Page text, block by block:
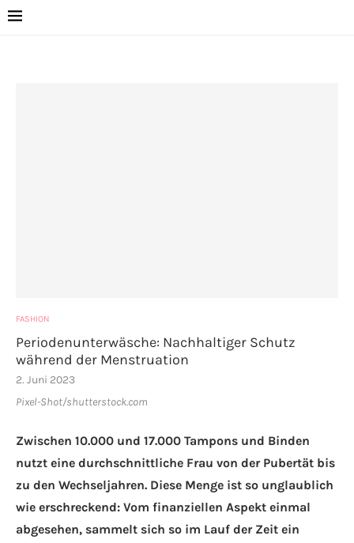
FASHION
Periodenunterwäsche: Nachhaltiger Schutz
während der Menstruation
2. Juni 2023
Pixel-Shot/shutterstock.com
Zwischen 10.000 und 17.000 Tampons und Binden
nutzt eine durchschnittliche Frau von der Pubertät bis
zu den Wechseljahren. Diese Menge ist so unglaublich
wie erschreckend: Vom finanziellen Aspekt einmal
abgesehen, sammelt sich so im Lauf der Zeit ein